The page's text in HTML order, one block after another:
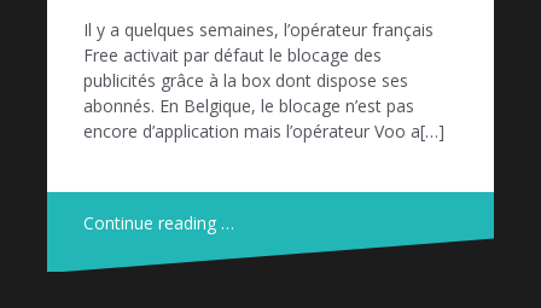
Il y a quelques semaines, l’opérateur français
Free activait par défaut le blocage des
publicités grâce à la box dont dispose ses
abonnés. En Belgique, le blocage n’est pas
encore d’application mais l’opérateur Voo a[…]
Continue reading …